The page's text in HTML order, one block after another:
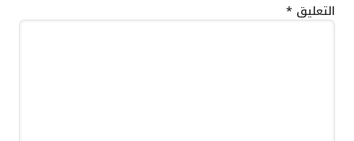
التعليق *